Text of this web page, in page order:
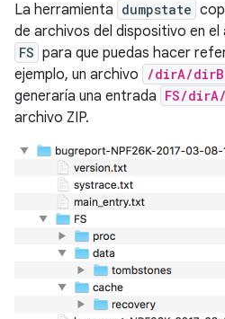
La herramienta dumpstate
de archivos del dispositivo en
FS para que puedas hacer
ejemplo, un archivo
/dirA/
generaría una entrada FS/
archivo ZIP.